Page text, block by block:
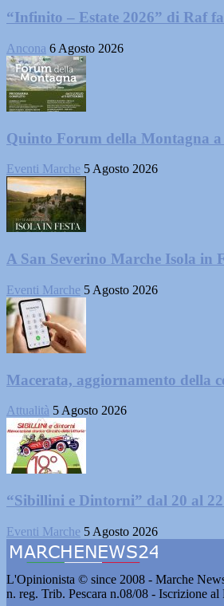
“Infinito – Estate 2026” di Raf
Ancona 6 Agosto 2026
Quinto Forum della Montagna a
Eventi Marche 5 Agosto 2026
A San Severino Marche Isola in
Eventi Marche 5 Agosto 2026
Macerata, aggiornamento della
Attualità 5 Agosto 2026
“Sibillini e Dintorni” dal 20 al
Eventi Marche 5 Agosto 2026
L'Opinionista © since 2008 - Marche
n. reg. Trib. Pescara n.08/08 - Iscrizione